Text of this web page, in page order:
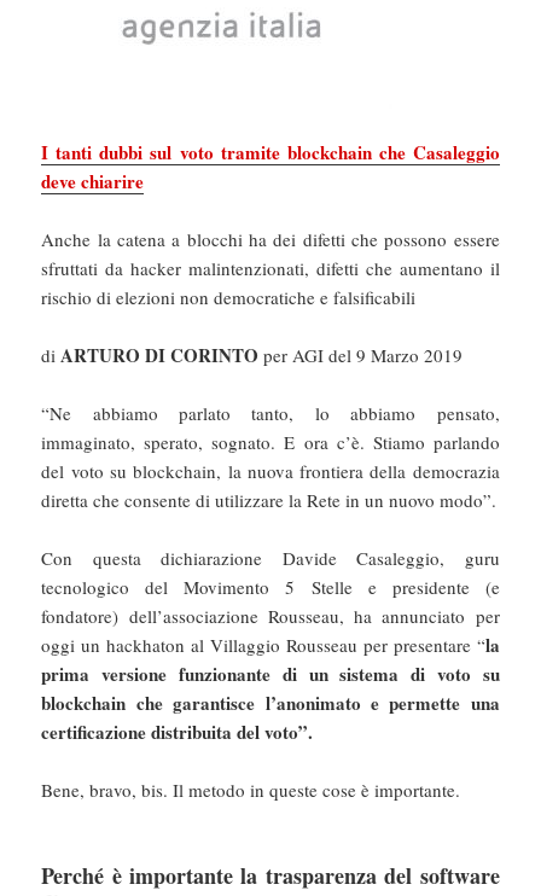
I tanti dubbi sul voto tramite blockchain che Casaleggio
deve chiarire
Anche la catena a blocchi ha dei difetti che possono essere
sfruttati da hacker malintenzionati, difetti che aumentano il
rischio di elezioni non democratiche e falsificabili
diARTURO DI CORINTO per AGI del 9 Marzo 2019
“Ne abbiamo parlato tanto, lo abbiamo pensato,
immaginato, sperato, sognato. E ora c’è. Stiamo parlando
del voto su blockchain, la nuova frontiera della democrazia
diretta che consente di utilizzare la Rete in un nuovo modo”.
Con questa dichiarazione Davide Casaleggio, guru
tecnologico del Movimento 5 Stelle e presidente (e
fondatore) dell’associazione Rousseau, ha annunciato per
oggi un hackhaton al Villaggio Rousseau per presentare “la
prima versione funzionante di un sistema di voto su
blockchain che garantisce l’anonimato e permette una
certificazione distribuita del voto”.
Bene, bravo, bis. Il metodo in queste cose è importante.
Perché è importante la trasparenza del software